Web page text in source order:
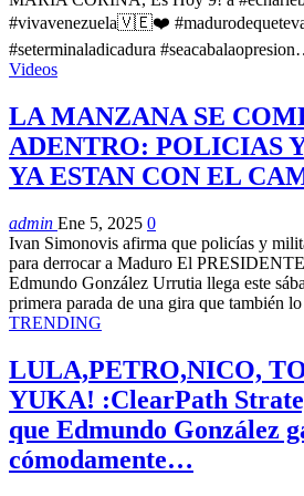
#vivavenezuela🇻🇪❤️
#seterminaladicadura
Videos
LA MANZANA SE
ADENTRO: POLICIAS
YA ESTAN CON EL
admin Ene 5, 2025 0
Ivan Simonovis afirma que policías y
para derrocar a Maduro El
Edmundo González Urrutia llega este
primera parada de una gira que también
TRENDING
LULA,PETRO,NICO,
YUKA! :ClearPath
que Edmundo González
cómodamente…